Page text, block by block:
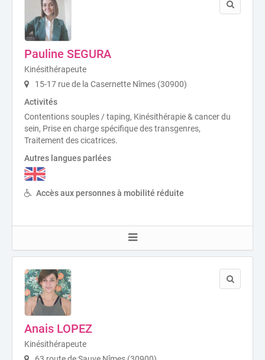
Pauline SEGURA
Kinésithérapeute
15-17 rue de la Casernette Nîmes (30900)
Activités
Contentions souples / taping, Kinésithérapie & cancer du
sein, Prise en charge spécifique des transgenres,
Traitement des cicatrices.
Autres langues parlées
Accès aux personnes à mobilité réduite
Anais LOPEZ
Kinésithérapeute